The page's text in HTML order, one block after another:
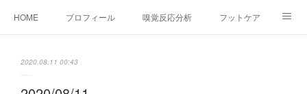
HOME プロフィール 嗅覚反応分析 フットケア
2020.08.11 00:43